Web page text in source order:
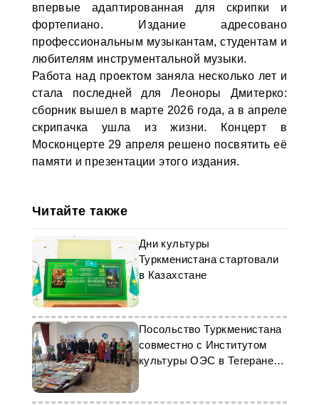
впервые адаптированная для скрипки и
фортепиано. Издание адресовано
профессиональным музыкантам, студентам и
любителям инструментальной музыки.
Работа над проектом заняла несколько лет и
стала последней для Леоноры Дмитерко:
сборник вышел в марте 2026 года, а в апреле
скрипачка ушла из жизни. Концерт в
Москонцерте 29 апреля решено посвятить её
памяти и презентации этого издания.
Читайте также
Дни культуры
Туркменистана стартовали
в Казахстане
Посольство Туркменистана
совместно с Институтом
культуры ОЭС в Тегеране
организовали культурное
мероприятие